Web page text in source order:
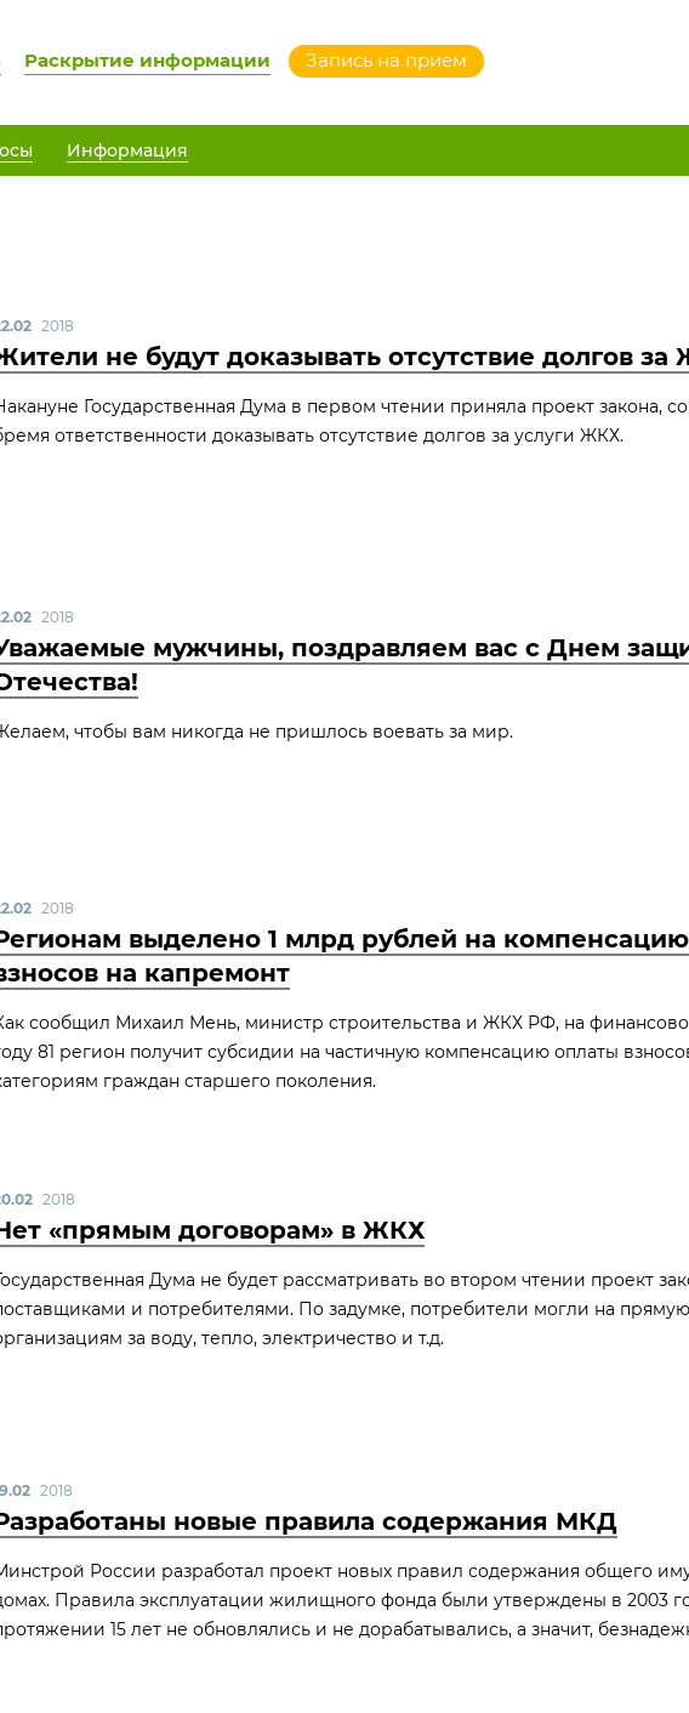
Раскрытие информации Запись на прием
Информация
2018
не будут доказывать отсутствие долгов за
Государственная Дума в первом чтении приняла проект закона,
ответственности доказывать отсутствие долгов за услуги ЖКХ.
2018
мужчины, поздравляем вас с Днем
чтобы вам никогда не пришлось воевать за мир.
2018
выделено 1 млрд рублей на
на капремонт
сообщил Михаил Мень, министр строительства и ЖКХ РФ, на
81 регион получит субсидии на частичную компенсацию оплаты
граждан старшего поколения.
2018
«прямым договорам» в ЖКХ
Дума не будет рассматривать во втором чтении проект
и потребителями. По задумке, потребители могли на
за воду, тепло, электричество и т.д.
2018
новые правила содержания МКД
России разработал проект новых правил содержания общего
Правила эксплуатации жилищного фонда были утверждены в 2003
15 лет не обновлялись и не дорабатывались, а значит,